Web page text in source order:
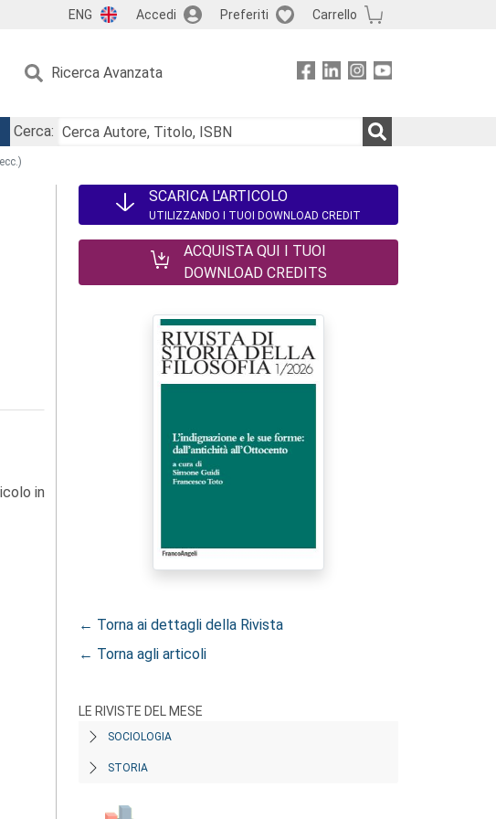
ENG Accedi Preferiti Carrello
Ricerca Avanzata
Cerca:
in
SCARICA L'ARTICOLO
UTILIZZANDO I TUOI DOWNLOAD CREDIT
ACQUISTA QUI I TUOI
DOWNLOAD CREDITS
← Torna ai dettagli della Rivista
← Torna agli articoli
LE RIVISTE DEL MESE
SOCIOLOGIA
STORIA